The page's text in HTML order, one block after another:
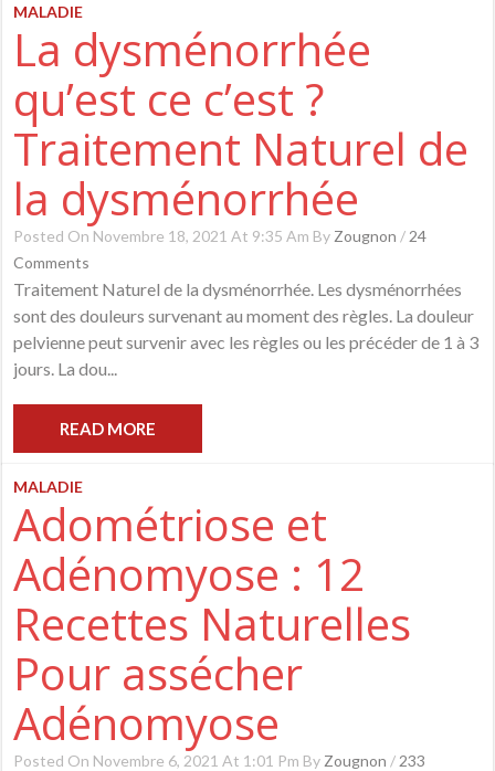
MALADIE
La dysménorrhée
qu’est ce c’est ?
Traitement Naturel de
la dysménorrhée
Posted On Novembre 18, 2021 At 9:35 Am By Zougnon / 24
Comments
Traitement Naturel de la dysménorrhée. Les dysménorrhées
sont des douleurs survenant au moment des règles. La douleur
pelvienne peut survenir avec les règles ou les précéder de 1 à 3
jours. La dou...
READ MORE
MALADIE
Adométriose et
Adénomyose : 12
Recettes Naturelles
Pour assécher
Adénomyose
Posted On Novembre 6, 2021 At 1:01 Pm By Zougnon / 233